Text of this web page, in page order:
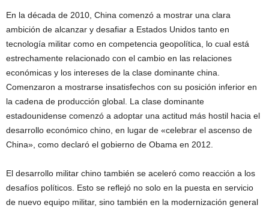
En la década de 2010, China comenzó a mostrar una clara
ambición de alcanzar y desafiar a Estados Unidos tanto en
tecnología militar como en competencia geopolítica, lo cual está
estrechamente relacionado con el cambio en las relaciones
económicas y los intereses de la clase dominante china.
Comenzaron a mostrarse insatisfechos con su posición inferior en
la cadena de producción global. La clase dominante
estadounidense comenzó a adoptar una actitud más hostil hacia el
desarrollo económico chino, en lugar de «celebrar el ascenso de
China», como declaró el gobierno de Obama en 2012.
El desarrollo militar chino también se aceleró como reacción a los
desafíos políticos. Esto se reflejó no solo en la puesta en servicio
de nuevo equipo militar, sino también en la modernización general